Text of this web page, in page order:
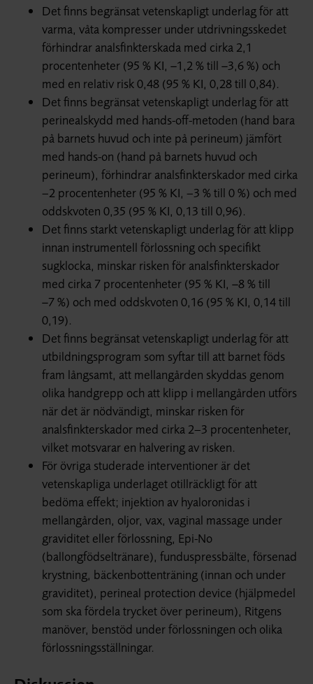
Det finns begränsat vetenskapligt underlag för att
varma, våta kompresser under utdrivningsskedet
förhindrar analsfinkterskada med cirka 2,1
procentenheter (95 % KI, −1,2 % till −3,6 %) och
med en relativ risk 0,48 (95 % KI, 0,28 till 0,84).
Det finns begränsat vetenskapligt underlag för att
perinealskydd med hands-off-metoden (hand bara
på barnets huvud och inte på perineum) jämfört
med hands-on (hand på barnets huvud och
perineum), förhindrar analsfinkterskador med cirka
–2 procentenheter (95 % KI, –3 % till 0 %) och med
oddskvoten 0,35 (95 % KI, 0,13 till 0,96).
Det finns starkt vetenskapligt underlag för att klipp
innan instrumentell förlossning och specifikt
sugklocka, minskar risken för analsfinkterskador
med cirka 7 procentenheter (95 % KI, −8 % till
−7 %) och med oddskvoten 0,16 (95 % KI, 0,14 till
0,19).
Det finns begränsat vetenskapligt underlag för att
utbildningsprogram som syftar till att barnet föds
fram långsamt, att mellangården skyddas genom
olika handgrepp och att klipp i mellangården utförs
när det är nödvändigt, minskar risken för
analsfinkterskador med cirka 2–3 procentenheter,
vilket motsvarar en halvering av risken.
För övriga studerade interventioner är det
vetenskapliga underlaget otillräckligt för att
bedöma effekt; injektion av hyaloronidas i
mellangården, oljor, vax, vaginal massage under
graviditet eller förlossning, Epi-No
(ballongfödseltränare), funduspressbälte, försenad
krystning, bäckenbottenträning (innan och under
graviditet), perineal protection device (hjälpmedel
som ska fördela trycket över perineum), Ritgens
manöver, benstöd under förlossningen och olika
förlossningsställningar.